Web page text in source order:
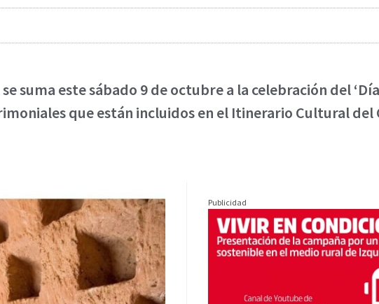
suma este sábado 9 de octubre a la celebración del
que están incluidos en el Itinerario Cultural del
Publicidad